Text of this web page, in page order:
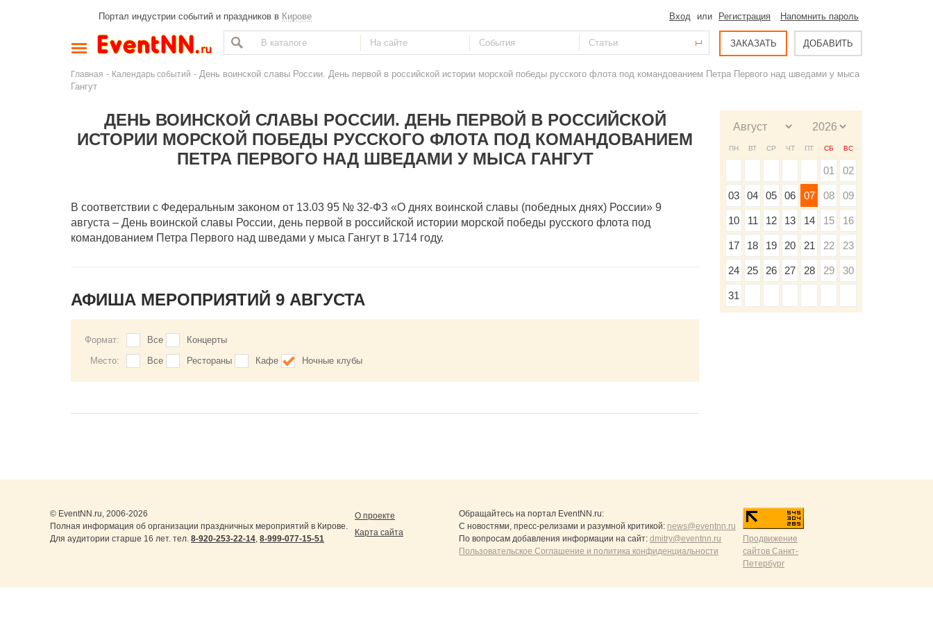
Портал индустрии событий и праздников в Кирове Вход или Регистрация Напомнить пароль
ЗАКАЗАТЬ ДОБАВИТЬ
Главная - Календарь событий - День воинской славы России. День первой в российской истории морской победы русского флота под командованием Петра Первого над шведами у мыса
Гангут
ДЕНЬ ВОИНСКОЙ СЛАВЫ РОССИИ. ДЕНЬ ПЕРВОЙ В РОССИЙСКОЙ
ИСТОРИИ МОРСКОЙ ПОБЕДЫ РУССКОГО ФЛОТА ПОД КОМАНДОВАНИЕМ
ПЕТРА ПЕРВОГО НАД ШВЕДАМИ У МЫСА ГАНГУТ
В соответствии с Федеральным законом от 13.03 95 № 32-ФЗ «О днях воинской славы (победных днях) России» 9
августа – День воинской славы России, день первой в российской истории морской победы русского флота под
командованием Петра Первого над шведами у мыса Гангут в 1714 году.
АФИША МЕРОПРИЯТИЙ 9 АВГУСТА
Формат: Все
Концерты
Место:
Все Рестораны Кафе Ночные клубы
ПН ВТ СР ЧТ ПТ СБ ВС
01 02
03 04 05 06 07 08 09
10 11 12 13 14 15 16
17 18 19 20 21 22 23
24 25 26 27 28 29 30
31
© EventNN.ru, 2006-2026
Полная информация об организации праздничных мероприятий в Кирове.
Для аудитории старше 16 лет. тел. 8-920-253-22-14, 8-999-077-15-51
О проекте
Карта сайта
Обращайтесь на портал EventNN.ru:
С новостями, пресс-релизами и разумной критикой: news@eventnn.ru
По вопросам добавления информации на сайт: dmitry@eventnn.ru
Пользовательское Соглашение и политика конфиденциальности
Продвижение
сайтов Санкт-
Петербург